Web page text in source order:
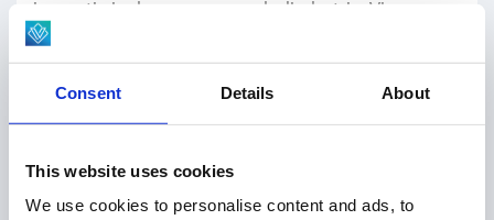
Consent Details About
This website uses cookies
We use cookies to personalise content and ads, to
innovatie in de agro- en voedselindustrie. Viscon
ondersteunt klanten over de hele wereld bij het
software gestuurde processen die bijdragen aan
efficiënte en duurzame productie.